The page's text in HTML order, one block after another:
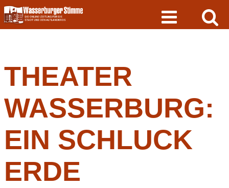
Skip
to
content
THEATER
WASSERBURG:
EIN SCHLUCK
ERDE